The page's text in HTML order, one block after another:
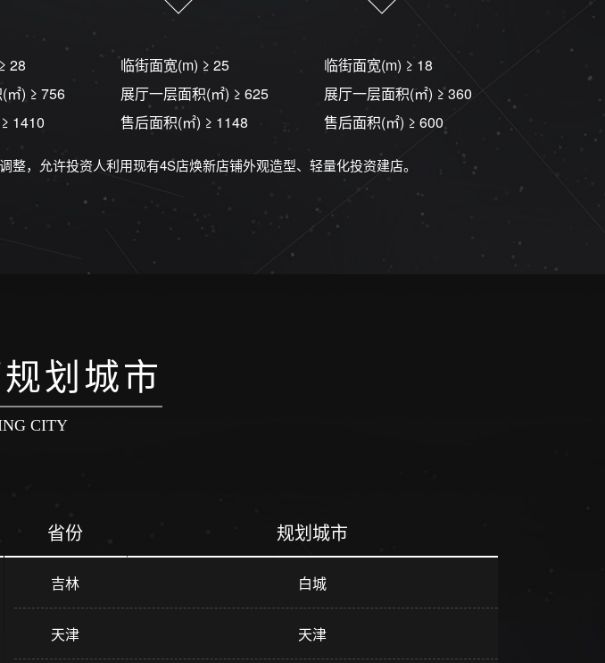
≥ 28
㎡) ≥ 756
≥ 1410
临街面宽(m) ≥ 25
展厅一层面积(㎡) ≥ 625
售后面积(㎡) ≥ 1148
临街面宽(m) ≥ 18
展厅一层面积(㎡) ≥ 360
售后面积(㎡) ≥ 600
，允许投资人利用现有4S店焕新店铺外观造型、轻量化投资建店。
划城市
CITY
省份 规划城市
吉林 白城
天津 天津